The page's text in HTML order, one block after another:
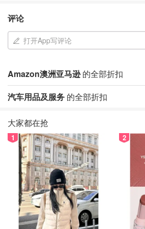
评论
打开App写评论
Amazon澳洲亚马逊的全部折扣
汽车用品及服务 的全部折扣
大家都在抢
1 2